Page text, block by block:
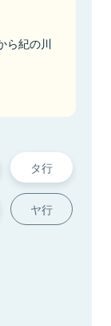
ら紀の川
タ行
ヤ行